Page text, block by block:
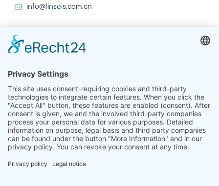
info@linseis.com.cn
Índia
Plot 65, 2nd Floor, Sai Enclave,
+91-11-42883851
sales@linseis.in